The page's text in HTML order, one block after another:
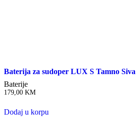
Baterija za sudoper LUX S Tamno
Baterije
179,00 KM
Dodaj u korpu